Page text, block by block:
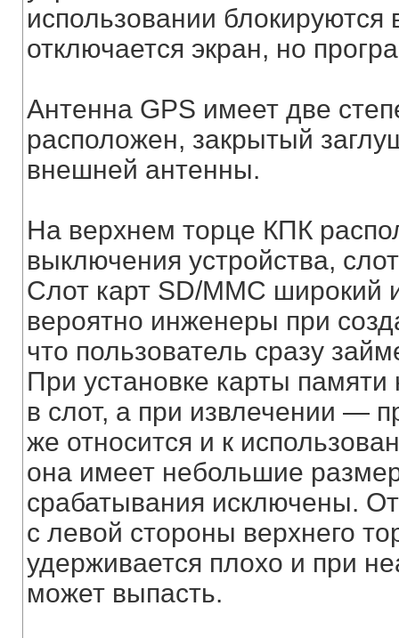
использовании
отключается экран, но
Антенна GPS имеет две
расположен, закрытый
внешней антенны.
На верхнем торце КПК
выключения устройства,
Слот карт SD/MMC широкий
вероятно инженеры при
что пользователь сразу
При установке карты
в слот, а при извлечении —
же относится и к
она имеет небольшие
срабатывания исключены.
с левой стороны верхнего
удерживается плохо и при
может выпасть.